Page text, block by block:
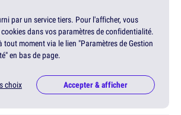
par un service tiers. Pour l'afficher, vous
dans vos paramètres de confidentialité.
tout moment via le lien "Paramètres de Gestion
en bas de page.
choix Accepter & afficher